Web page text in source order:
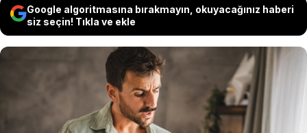
Google algoritmasına bırakmayın, okuyacağınız haberi
siz seçin! Tıkla ve ekle
Yapılan bir araştırmaya göre, birinin
psikopat olduğunu anlamak için bu